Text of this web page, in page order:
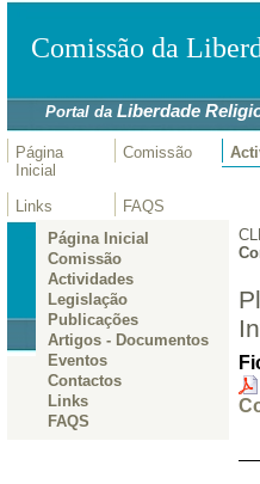
Comissão da
Portal daLiberdade
Página
Inicial
Comissão
Links
FAQS
Página Inicial
Comissão
Actividades
Legislação
Publicações
Artigos - Documentos
Eventos
Contactos
Links
FAQS